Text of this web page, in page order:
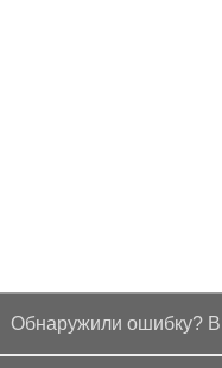
Обнаружили ошибку?